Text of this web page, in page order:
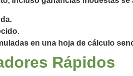
en una hoja de cálculo
Rápidos